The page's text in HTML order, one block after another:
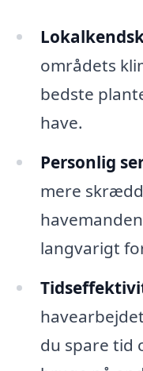
områdets
bedste
have.
Personlig
mere
langvarigt
du spare tid